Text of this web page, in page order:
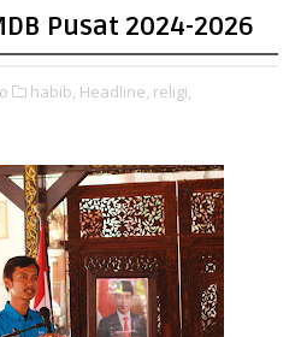
Pusat 2024-2026
habib, Headline, religi,